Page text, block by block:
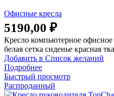
Офисные кресла
5190,00 ₽
Кресло компьютерное
белая сетка сиденье красная
Добавить в Список желаний
Подробнее
Быстрый просмотр
Распроданный